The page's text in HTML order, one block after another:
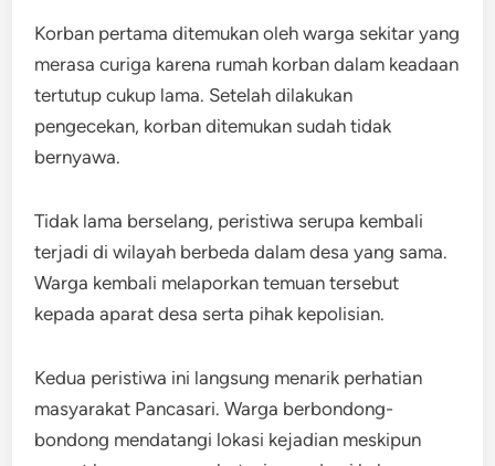
Korban pertama ditemukan oleh warga sekitar yang
merasa curiga karena rumah korban dalam keadaan
tertutup cukup lama. Setelah dilakukan
pengecekan, korban ditemukan sudah tidak
bernyawa.
Tidak lama berselang, peristiwa serupa kembali
terjadi di wilayah berbeda dalam desa yang sama.
Warga kembali melaporkan temuan tersebut
kepada aparat desa serta pihak kepolisian.
Kedua peristiwa ini langsung menarik perhatian
masyarakat Pancasari. Warga berbondong-
bondong mendatangi lokasi kejadian meskipun